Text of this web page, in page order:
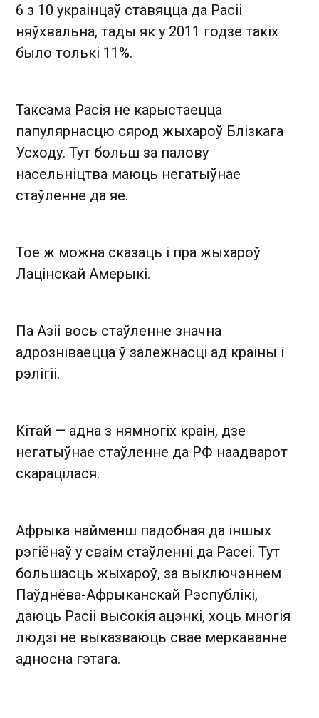
6 з 10 украінцаў ставяцца да Расіі
няўхвальна, тады як у 2011 годзе такіх
было толькі 11%.
Таксама Расія не карыстаецца
папулярнасцю сярод жыхароў Блізкага
Усходу. Тут больш за палову
насельніцтва маюць негатыўнае
стаўленне да яе.
Тое ж можна сказаць і пра жыхароў
Лацінскай Амерыкі.
Па Азіі вось стаўленне значна
адрозніваецца ў залежнасці ад краіны і
рэлігіі.
Кітай — адна з нямногіх краін, дзе
негатыўнае стаўленне да РФ наадварот
скарацілася.
Афрыка найменш падобная да іншых
рэгіёнаў у сваім стаўленні да Расеі. Тут
большасць жыхароў, за выключэннем
Паўднёва-Афрыканскай Рэспублікі,
даюць Расіі высокія ацэнкі, хоць многія
людзі не выказваюць сваё меркаванне
адносна гэтага.